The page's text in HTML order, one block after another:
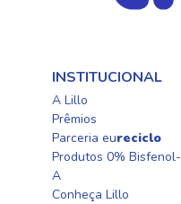
INSTITUCIONAL
A Lillo
Prêmios
Parceria eureciclo
Produtos 0% Bisfenol-
A
Conheça Lillo